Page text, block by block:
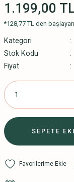
1.199,00
*128,77 TL den
Kategori
Stok Kodu
Fiyat
SEPETE